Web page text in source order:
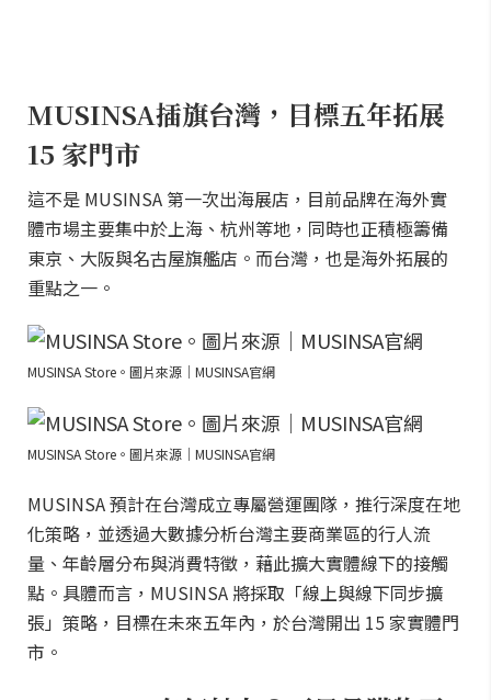
MUSINSA插旗台灣，目標五年拓展
15 家門市
這不是 MUSINSA 第一次出海展店，目前品牌在海外實
體市場主要集中於上海、杭州等地，同時也正積極籌備
東京、大阪與名古屋旗艦店。而台灣，也是海外拓展的
重點之一。
MUSINSA Store。圖片來源｜MUSINSA官網
MUSINSA Store。圖片來源｜MUSINSA官網
MUSINSA 預計在台灣成立專屬營運團隊，推行深度在地
化策略，並透過大數據分析台灣主要商業區的行人流
量、年齡層分布與消費特徵，藉此擴大實體線下的接觸
點。具體而言，MUSINSA 將採取「線上與線下同步擴
張」策略，目標在未來五年內，於台灣開出 15 家實體門
市。